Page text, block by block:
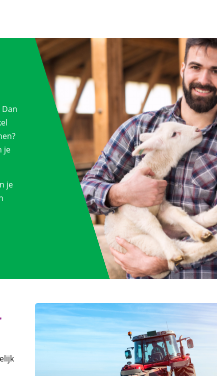
je
je